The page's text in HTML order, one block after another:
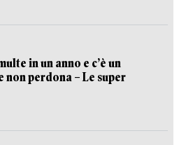
in un anno e c’è un
non perdona – Le super